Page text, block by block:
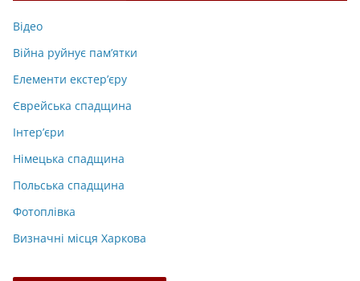
Відео
Війна руйнує пам’ятки
Елементи екстер’єру
Єврейська спадщина
Інтер’єри
Німецька спадщина
Польська спадщина
Фотоплівка
Визначні місця Харкова